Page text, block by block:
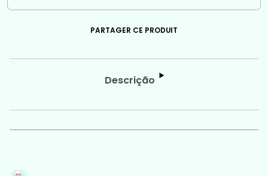
PARTAGER CE PRODUIT
Descrição